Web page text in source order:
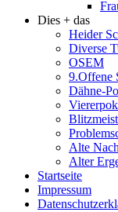
Dies + das
Heider
Diverse
OSEM
9.Offene
Dähne-
Alte
Alter
Startseite
Impressum